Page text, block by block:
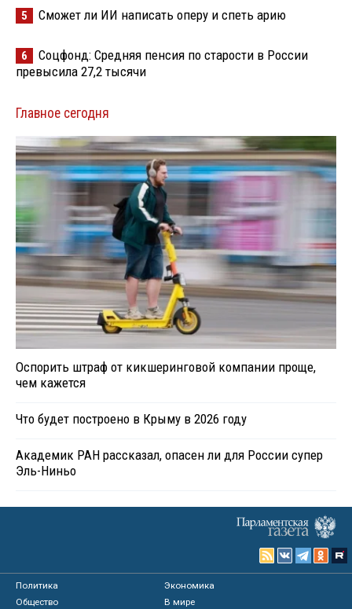
5 Сможет ли ИИ написать оперу и спеть арию
6
Соцфонд: Средняя пенсия по старости в России
превысила 27,2 тысячи
Главное сегодня
Оспорить штраф от кикшеринговой компании проще,
чем кажется
Что будет построено в Крыму в 2026 году
Академик РАН рассказал, опасен ли для России супер
Эль-Ниньо
Политика
Экономика
Общество
В мире